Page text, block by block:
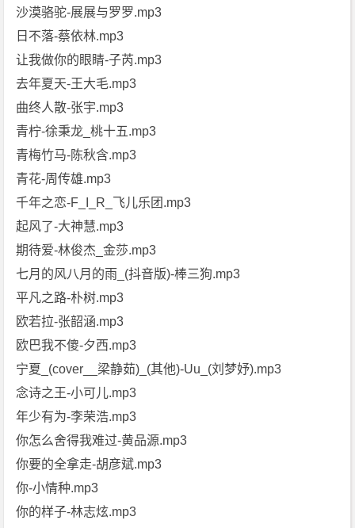
沙漠骆驼-展展与罗罗.mp3
日不落-蔡依林.mp3
让我做你的眼睛-子芮.mp3
去年夏天-王大毛.mp3
曲终人散-张宇.mp3
青柠-徐秉龙_桃十五.mp3
青梅竹马-陈秋含.mp3
青花-周传雄.mp3
千年之恋-F_I_R_飞儿乐团.mp3
起风了-大神慧.mp3
期待爱-林俊杰_金莎.mp3
七月的风八月的雨_(抖音版)-棒三狗.mp3
平凡之路-朴树.mp3
欧若拉-张韶涵.mp3
欧巴我不傻-夕西.mp3
宁夏_(cover__梁静茹)_(其他)-Uu_(刘梦妤).mp3
念诗之王-小可儿.mp3
年少有为-李荣浩.mp3
你怎么舍得我难过-黄品源.mp3
你要的全拿走-胡彦斌.mp3
你-小情种.mp3
你的样子-林志炫.mp3